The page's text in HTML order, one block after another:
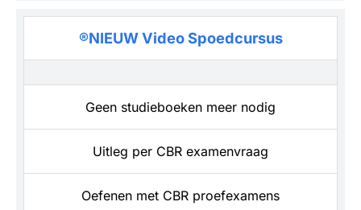
®NIEUW Video Spoedcursus
Geen studieboeken meer nodig
Uitleg per CBR examenvraag
Oefenen met CBR proefexamens